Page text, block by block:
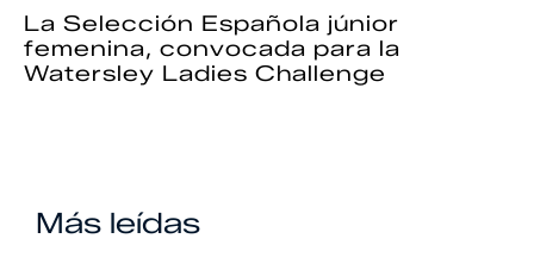
La Selección Española júnior
femenina, convocada para la
Watersley Ladies Challenge
Más leídas